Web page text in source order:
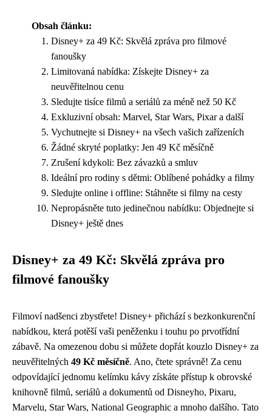
Obsah článku:
Disney+ za 49 Kč: Skvělá zpráva pro filmové
fanoušky
Limitovaná nabídka: Získejte Disney+ za
neuvěřitelnou cenu
Sledujte tisíce filmů a seriálů za méně než 50 Kč
Exkluzivní obsah: Marvel, Star Wars, Pixar a další
Vychutnejte si Disney+ na všech vašich zařízeních
Žádné skryté poplatky: Jen 49 Kč měsíčně
Zrušení kdykoli: Bez závazků a smluv
Ideální pro rodiny s dětmi: Oblíbené pohádky a filmy
Sledujte online i offline: Stáhněte si filmy na cesty
Nepropásněte tuto jedinečnou nabídku: Objednejte si
Disney+ ještě dnes
Disney+ za 49 Kč: Skvělá zpráva pro
filmové fanoušky
Filmoví nadšenci zbystřete! Disney+ přichází s bezkonkurenční
nabídkou, která potěší vaši peněženku i touhu po prvotřídní
zábavě. Na omezenou dobu si můžete dopřát kouzlo Disney+ za
neuvěřitelných 49 Kč měsíčně. Ano, čtete správně! Za cenu
odpovídající jednomu kelímku kávy získáte přístup k obrovské
knihovně filmů, seriálů a dokumentů od Disneyho, Pixaru,
Marvelu, Star Wars, National Geographic a mnoho dalšího. Tato